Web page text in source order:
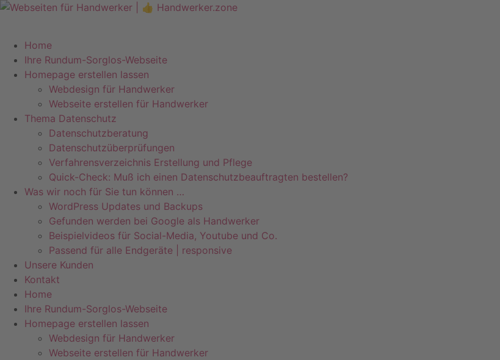
Zum
Home
Ihre Rundum-Sorglos-Webseite
Homepage erstellen lassen
Webdesign für Handwerker
Webseite erstellen für Handwerker
Thema Datenschutz
Datenschutzberatung
Datenschutzüberprüfungen
Verfahrensverzeichnis Erstellung und Pflege
Quick-Check: Muß ich einen Datenschutzbeauftragten bestellen?
Was wir noch für Sie tun können …
WordPress Updates und Backups
Gefunden werden bei Google als Handwerker
Beispielvideos für Social-Media, Youtube und Co.
Passend für alle Endgeräte | responsive
Unsere Kunden
Kontakt
Home
Ihre Rundum-Sorglos-Webseite
Homepage erstellen lassen
Webdesign für Handwerker
Webseite erstellen für Handwerker